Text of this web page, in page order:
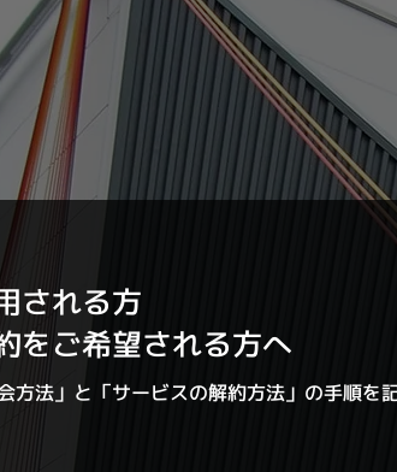
される方
をご希望される方へ
方法」と「サービスの解約方法」の手順を